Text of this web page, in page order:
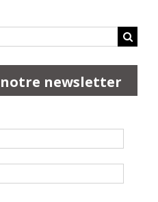
notre newsletter